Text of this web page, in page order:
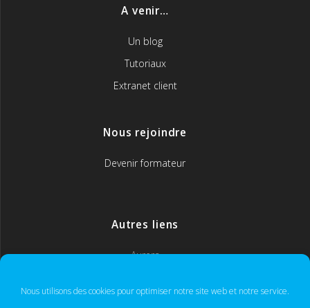
Nous utilisons des cookies pour optimiser notre site web et notre service.
A venir…
Un blog
Tutoriaux
Extranet client
Nous rejoindre
Devenir formateur
Autres liens
Aurera